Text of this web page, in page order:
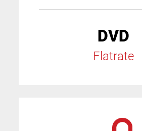
DVD
Flatrate